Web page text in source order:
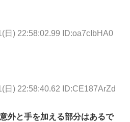
日) 22:58:02.99 ID:oa7cIbHA0
日) 22:58:40.62 ID:CE187ArZd
外と手を加える部分はあるで